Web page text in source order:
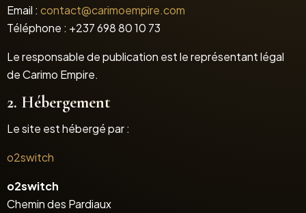
Email : contact@carimoempire.com
Téléphone : +237 698 80 10 73
Le responsable de publication est le représentant légal
de Carimo Empire.
2. Hébergement
Le site est hébergé par :
o2switch
o2switch
Chemin des Pardiaux